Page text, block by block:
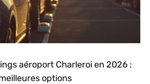
aéroport Charleroi en 2026 :
options